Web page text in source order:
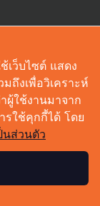
เว็บไซต์ แสดง
ถึงเพื่อวิเคราะห์
ผู้ใช้งานมาจาก
ใช้คุกกี้ได้ โดย
นส่วนตัว